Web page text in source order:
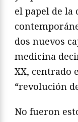
el papel de la
dos nuevos
medicina
XX, centrado
“revolución
No fueron